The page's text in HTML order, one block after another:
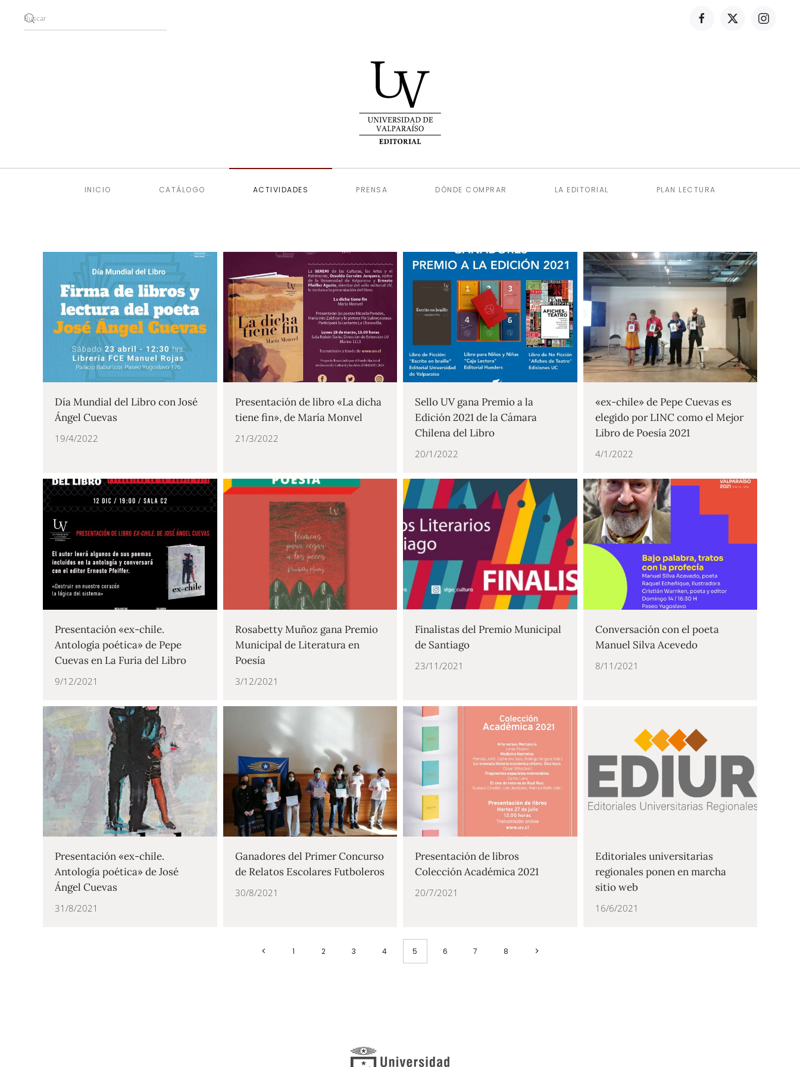
Skip to main content
INICIO CATÁLOGO ACTIVIDADES PRENSA DÓNDE COMPRAR LA EDITORIAL PLAN LECTURA
Día Mundial del Libro con José
Ángel Cuevas
19/4/2022
Presentación de libro «La dicha
tiene fin», de María Monvel
21/3/2022
Sello UV gana Premio a la
Edición 2021 de la Cámara
Chilena del Libro
20/1/2022
«ex-chile» de Pepe Cuevas es
elegido por LINC como el Mejor
Libro de Poesía 2021
4/1/2022
Presentación «ex-chile.
Antología poética» de Pepe
Cuevas en La Furia del Libro
9/12/2021
Rosabetty Muñoz gana Premio
Municipal de Literatura en
Poesía
3/12/2021
Finalistas del Premio Municipal
de Santiago
23/11/2021
Conversación con el poeta
Manuel Silva Acevedo
8/11/2021
Presentación «ex-chile.
Antología poética» de José
Ángel Cuevas
31/8/2021
Ganadores del Primer Concurso
de Relatos Escolares Futboleros
30/8/2021
Presentación de libros
Colección Académica 2021
20/7/2021
Editoriales universitarias
regionales ponen en marcha
sitio web
16/6/2021
1 2 3 4 5 6 7 8